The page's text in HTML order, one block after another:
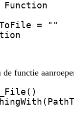
=
""
functie
()
(